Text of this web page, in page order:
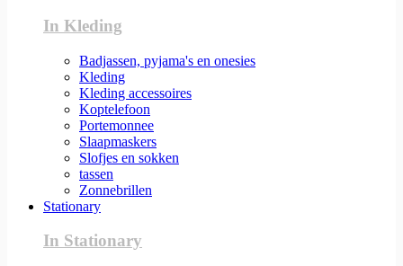
In Kleding
Badjassen, pyjama's en onesies
Kleding
Kleding accessoires
Koptelefoon
Portemonnee
Slaapmaskers
Slofjes en sokken
tassen
Zonnebrillen
Stationary
In Stationary